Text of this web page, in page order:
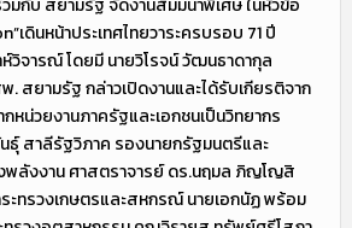
มกับ สยามรัฐ จัดงานสัมมนาพิเศษ ในหัวข้อ
เดินหน้าประเทศไทยวาระครบรอบ 71 ปี
จารณ์ โดยมี นายวิโรจน์ วัฒนธาดากุล
สยามรัฐ กล่าวเปิดงานและได้รับเกียรติจาก
น่วยงานภาครัฐและเอกชนเป็นวิทยากร
ธุ์ สาลีรัฐวิภาค รองนายกรัฐมนตรีและ
พลังงาน ศาสตราจารย์ ดร.นฤมล ภิญโญสิ
ะทรวงเกษตรและสหกรณ์ นายเอกนัฏ พร้อม